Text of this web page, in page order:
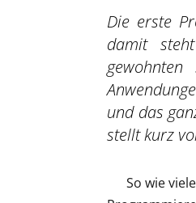
Die erste
damit
und das
stellt kurz
So wie